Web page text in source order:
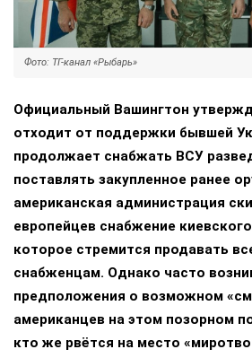
Фото: ТГ-канал «Рыбарь»
Официальный Вашингтон
отходит от поддержки бывшей
продолжает снабжать ВСУ
поставлять закупленное ранее
американская администрация
европейцев снабжение
которое стремится продавать
снабженцам. Однако часто
предположения о возможном
американцев на этом позорном
кто же рвётся на место